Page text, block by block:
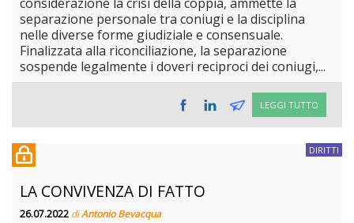
separazione personale tra coniugi e la disciplina
nelle diverse forme giudiziale e consensuale.
Finalizzata alla riconciliazione, la separazione
sospende legalmente i doveri reciproci dei coniugi,...
LEGGI TUTTO
DIRITTI
LA CONVIVENZA DI FATTO
26.07.2022 diAntonio Bevacqua